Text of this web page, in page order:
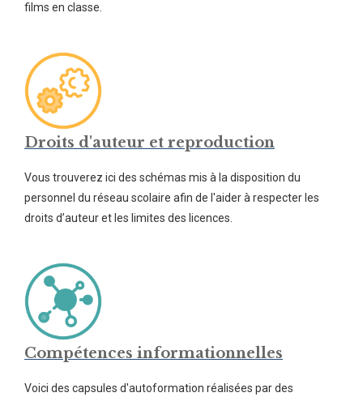
films en classe.
Droits d'auteur et reproduction
Vous trouverez ici des schémas mis à la disposition du
personnel du réseau scolaire afin de l'aider à respecter les
droits d’auteur et les limites des licences.
Compétences informationnelles
Voici des capsules d'autoformation réalisées par des